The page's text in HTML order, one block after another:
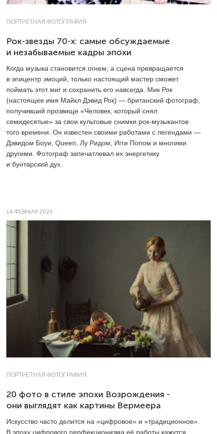
ПОРТРЕТНАЯ ФОТОГРАФИЯ
Рок-звезды 70-х: самые обсуждаемые
и незабываемые кадры эпохи
Когда музыка становится огнем, а сцена превращается
в эпицентр эмоций, только настоящий мастер сможет
поймать этот миг и сохранить его навсегда. Мик Рок
(настоящее имя Майкл Дэвид Рок) — британский фотограф,
получивший прозвище «Человек, который снял
семидесятые» за свои культовые снимки рок-музыкантов
того времени. Он известен своими работами с легендами —
Дэвидом Боуи, Queen, Лу Ридом, Игги Попом и многими
другими. Фотограф запечатлевал их энергетику
и бунтарский дух.
14 ФЕВРАЛЯ 2025
ПОРТРЕТНАЯ ФОТОГРАФИЯ
20 фото в стиле эпохи Возрождения -
они выглядят как картины Вермеера
Искусство часто делится на «цифровое» и «традиционное».
В эпоху цифрового перфекционизма её работы кажутся